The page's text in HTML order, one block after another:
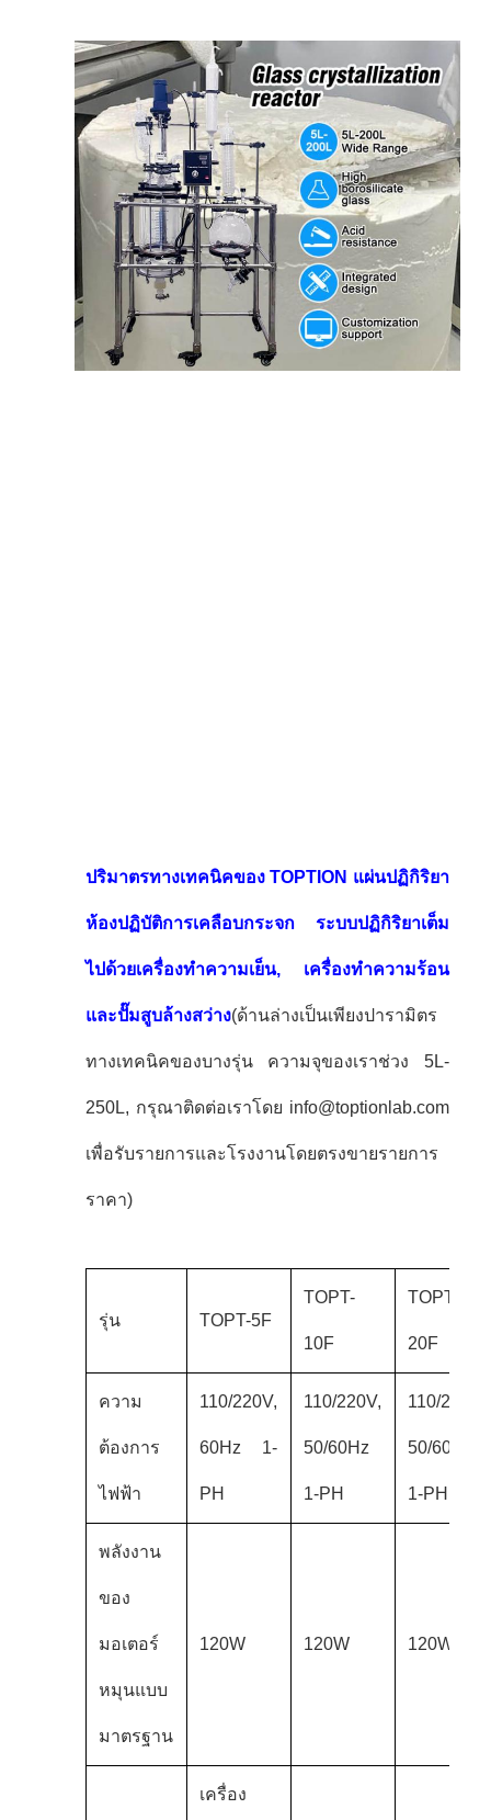
ปริมาตรทางเทคนิคของ TOPTION แผ่นปฏิกิริยา
ห้องปฏิบัติการเคลือบกระจก ระบบปฏิกิริยาเต็ม
ไปด้วยเครื่องทําความเย็น, เครื่องทําความร้อน
และปั๊มสูบล้างสว่าง(ด้านล่างเป็นเพียงปารามิตร
ทางเทคนิคของบางรุ่น ความจุของเราช่วง 5L-
250L, กรุณาติดต่อเราโดย info@toptionlab.com
เพื่อรับรายการและโรงงานโดยตรงขายรายการ
ราคา)
รุ่น TOPT-5F
TOPT-
10F
TOPT-
20F
ความ
ต้องการ
ไฟฟ้า
110/220V,
60Hz 1-
PH
110/220V,
50/60Hz
1-PH
110/220V,
50/60Hz
1-PH
พลังงาน
ของ
มอเตอร์
หมุนแบบ
มาตรฐาน
120W 120W 120W
เครื่อง